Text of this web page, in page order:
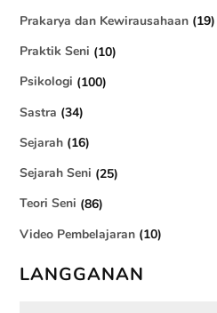
Prakarya dan Kewirausahaan (19)
Praktik Seni (10)
Psikologi (100)
Sastra (34)
Sejarah (16)
Sejarah Seni (25)
Teori Seni (86)
Video Pembelajaran (10)
LANGGANAN